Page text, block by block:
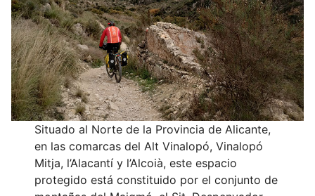
Situado al Norte de la Provincia de Alicante,
en las comarcas del Alt Vinalopó, Vinalopó
Mitja, l’Alacantí y l’Alcoià, este espacio
protegido está constituido por el conjunto de